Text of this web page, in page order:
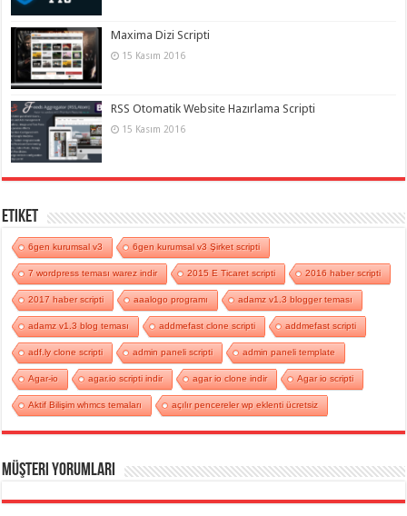
Maxima Dizi Scripti
15 Kasım 2016
RSS Otomatik Website Hazırlama Scripti
15 Kasım 2016
Etiket
6gen kurumsal v3 6gen kurumsal v3 Şirket scripti
7 wordpress teması warez indir 2015 E Ticaret scripti 2016 haber scripti
2017 haber scripti aaalogo programı adamz v1.3 blogger teması
adamz v1.3 blog teması addmefast clone scripti addmefast scripti
adf.ly clone scripti admin paneli scripti admin paneli template
Agar-io agar.io scripti indir agar io clone indir Agar io scripti
Aktif Bilişim whmcs temaları açılır pencereler wp eklenti ücretsiz
Müşteri Yorumları